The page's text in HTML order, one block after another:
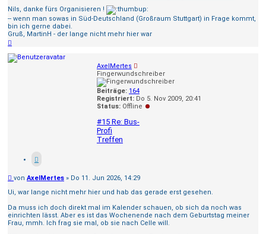
Nils, danke fürs Organisieren !
-- wenn man sowas in Süd-Deutschland (Großraum Stuttgart) in Frage kommt,
bin ich gerne dabei.
Gruß, MartinH - der lange nicht mehr hier war
oben
AxelMertes
Fingerwundschreiber
Beiträge: 164
Registriert: Do 5. Nov 2009, 20:41
Status: Offline
#15 Re: Bus-
Profi
Treffen
Beitrag
von AxelMertes » Do 11. Jun 2026, 14:29
Ui, war lange nicht mehr hier und hab das gerade erst gesehen.
Da muss ich doch direkt mal im Kalender schauen, ob sich da noch was
einrichten lässt. Aber es ist das Wochenende nach dem Geburtstag meiner
Frau, mmh. Ich frag sie mal, ob sie nach Celle will.